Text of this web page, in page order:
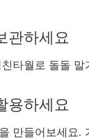
관하세요
타월로 돌돌
용하세요
만들어보세요.